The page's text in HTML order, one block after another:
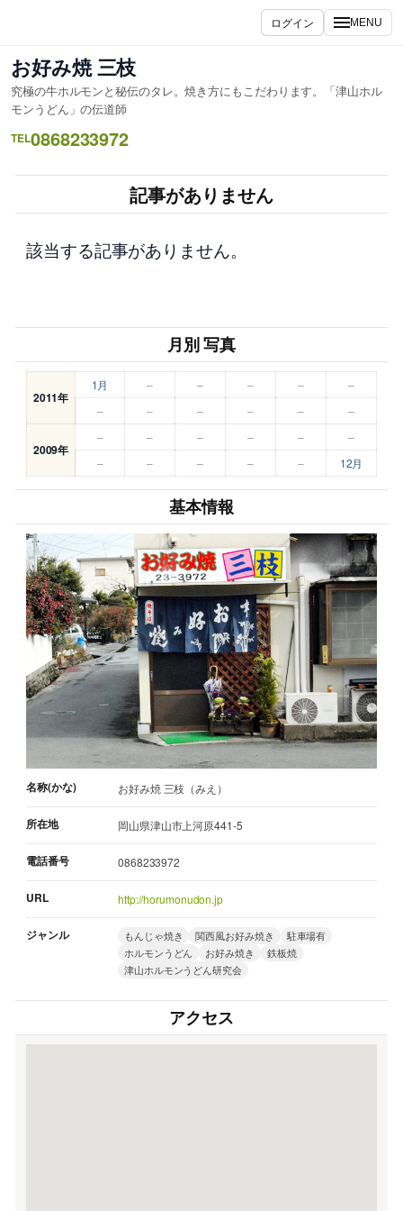
ス
キ
ッ
プ
ログイン MENU
お好み焼 三枝
究極の牛ホルモンと秘伝のタレ。焼き方にもこだわります。「津山ホル
モンうどん」の伝道師
TEL0868233972
記事がありません
該当する記事がありません。
月別 写真
2011年
1月 – – – –
–
–
– – – – –
2009年
– – – – –
–
–
– – – – 12月
基本情報
名称(かな) お好み焼 三枝（みえ）
所在地 岡山県津山市上河原441-5
電話番号 0868233972
URL http://horumonudon.jp
ジャンル もんじゃ焼き 関西風お好み焼き
駐車場有
ホルモンうどん
お好み焼き
鉄板焼
津山ホルモンうどん研究会
アクセス